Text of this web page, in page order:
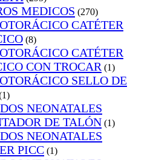
MEDICOS (270)
CATÉTER
(8)
CATÉTER
CON TROCAR (1)
SELLO DE
NEONATALES
DE TALÓN (1)
NEONATALES
PICC (1)